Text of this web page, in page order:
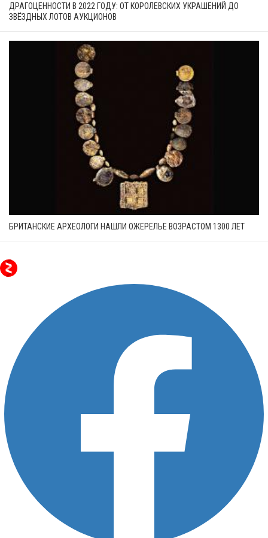
ДРАГОЦЕННОСТИ В 2022 ГОДУ: ОТ КОРОЛЕВСКИХ УКРАШЕНИЙ ДО
ЗВЁЗДНЫХ ЛОТОВ АУКЦИОНОВ
БРИТАНСКИЕ АРХЕОЛОГИ НАШЛИ ОЖЕРЕЛЬЕ ВОЗРАСТОМ 1300 ЛЕТ